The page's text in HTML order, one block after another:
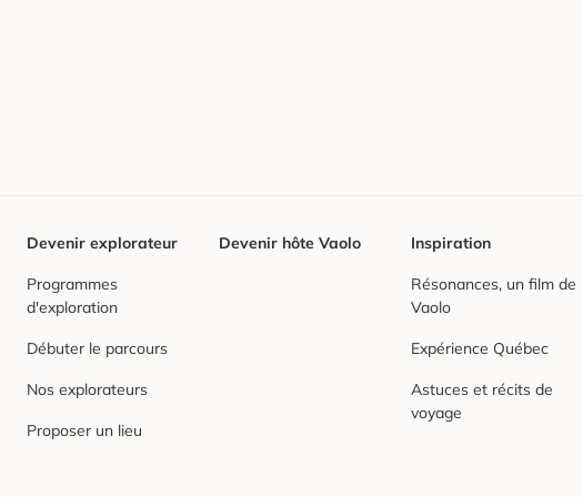
Devenir explorateur
Programmes
d'exploration
Débuter le parcours
Nos explorateurs
Proposer un lieu
Devenir hôte Vaolo Inspiration
Résonances, un film de
Vaolo
Expérience Québec
Astuces et récits de
voyage